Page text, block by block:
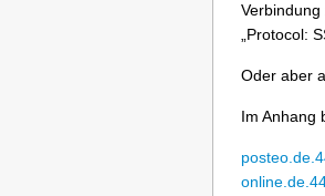
„Protocol:
Oder aber
Im Anhang